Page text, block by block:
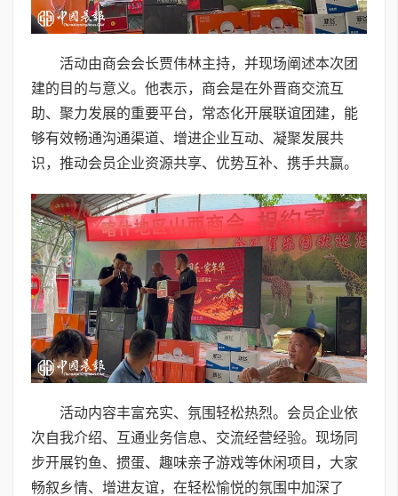
活动由商会会长贾伟林主持，并现场阐述本次团
建的目的与意义。他表示，商会是在外晋商交流互
助、聚力发展的重要平台，常态化开展联谊团建，能
够有效畅通沟通渠道、增进企业互动、凝聚发展共
识，推动会员企业资源共享、优势互补、携手共赢。
活动内容丰富充实、氛围轻松热烈。会员企业依
次自我介绍、互通业务信息、交流经营经验。现场同
步开展钓鱼、掼蛋、趣味亲子游戏等休闲项目，大家
畅叙乡情、增进友谊，在轻松愉悦的氛围中加深了